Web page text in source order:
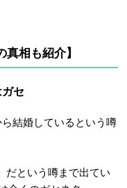
相も紹介】
セ
結婚しているという噂
だという噂まで出てい